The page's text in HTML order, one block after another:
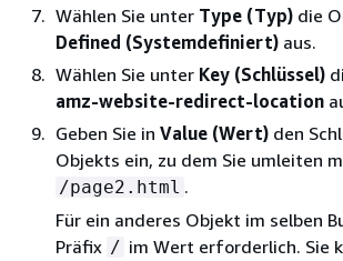
Wählen Sie unter Type (Typ) die
Defined (Systemdefiniert) aus.
Wählen Sie unter Key (Schlüssel)
amz-website-redirect-location
Geben Sie in Value (Wert) den
Objekts ein, zu dem Sie umleiten
/page2.html .
Für ein anderes Objekt im selben
Präfix / im Wert erforderlich. Sie